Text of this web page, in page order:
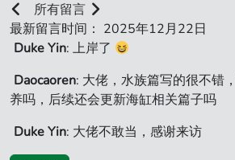
所有留言
最新留言时间： 2025年12月22日
Duke Yin: 上岸了
Daocaoren: 大佬，水族篇写的很不错
养吗，后续还会更新海缸相关篇子吗
Duke Yin: 大佬不敢当，感谢来访